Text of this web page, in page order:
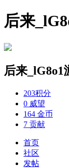
后来
后来_lG8o1
203积分
0 威望
164 金币
7 贡献
首页
社区
发帖